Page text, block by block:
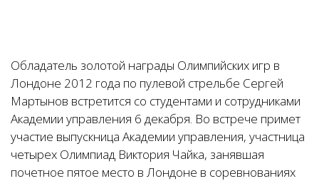
Обладатель золотой награды Олимпийских игр в
Лондоне 2012 года по пулевой стрельбе Сергей
Мартынов встретится со студентами и сотрудниками
Академии управления 6 декабря. Во встрече примет
участие выпускница Академии управления, участница
четырех Олимпиад Виктория Чайка, занявшая
почетное пятое место в Лондоне в соревнованиях